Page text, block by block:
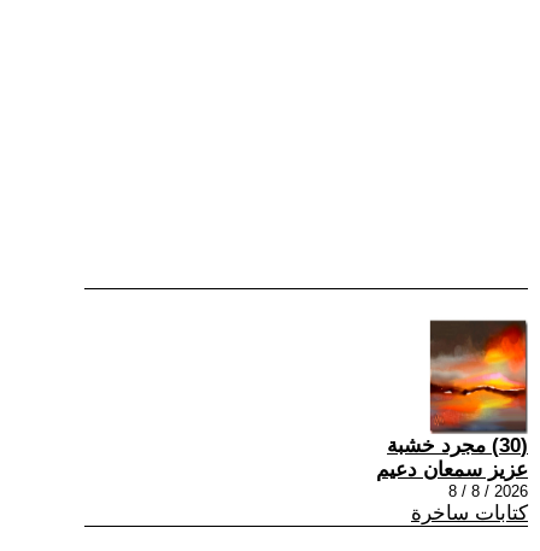
(30) مجرد خشبة
عزيز سمعان دعيم
2026 / 8 / 8
كتابات ساخرة